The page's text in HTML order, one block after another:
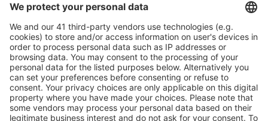
Stáhněte si naši aplikacia plánujte své cesty
pohodlně